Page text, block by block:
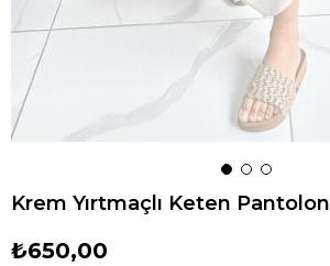
Krem Yırtmaçlı Keten Pantolon
₺650,00